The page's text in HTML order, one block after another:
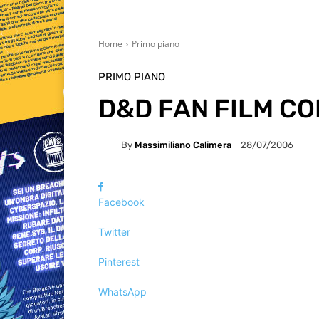
Home Primo piano
PRIMO PIANO
D&D FAN FILM
By Massimiliano Calimera 28/07/2006
Facebook
Twitter
Pinterest
WhatsApp